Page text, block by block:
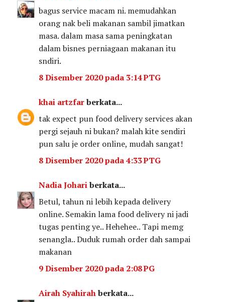
bagus service macam ni. memudahkan
orang nak beli makanan sambil jimatkan
masa. dalam masa sama peningkatan
dalam bisnes perniagaan makanan itu
sndiri.
8 Disember 2020 pada 3:14 PTG
khai artzfarberkata...
tak expect pun food delivery services akan
pergi sejauh ni bukan? malah kite sendiri
pun salu je order online, mudah sangat!
8 Disember 2020 pada 4:33 PTG
Nadia Johariberkata...
Betul, tahun ni lebih kepada delivery
online. Semakin lama food delivery ni jadi
tugas penting ye.. Hehehee.. Tapi memg
senangla.. Duduk rumah order dah sampai
makanan
9 Disember 2020 pada 2:08 PG
Airah Syahirahberkata...